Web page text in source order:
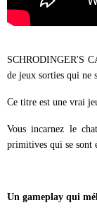
SCHRODINGER'S
de jeux sorties qui ne
Ce titre est une vrai
Vous incarnez le
primitives qui se sont
Un gameplay qui